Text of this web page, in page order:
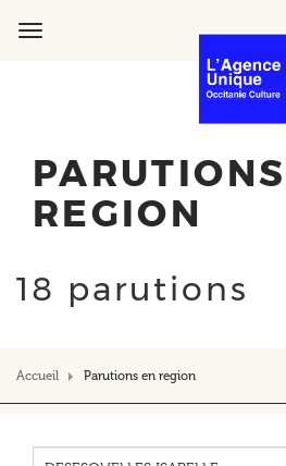
REGION
18 parutions
Accueil Parutions en region